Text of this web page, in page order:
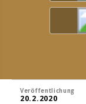
Veröffentlichung
20.2.2020